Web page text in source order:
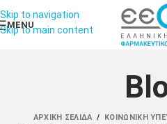
Skip to navigation
Skip to main content
MENU
ΑΡΧΙΚΉ ΣΕΛΊΔΑ / ΚΟΙΝΩΝΙΚΉ